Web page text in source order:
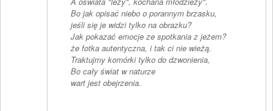
Bo jak opisać niebo o porannym brzasku,
jeśli się je widzi tylko na obrazku?
Jak pokazać emocje ze spotkania z jeżem?
że fotka autentyczna, i tak ci nie wieżą.
Traktujmy komórki tylko do dzwonienia,
Bo cały świat w naturze
wart jest obejrzenia.